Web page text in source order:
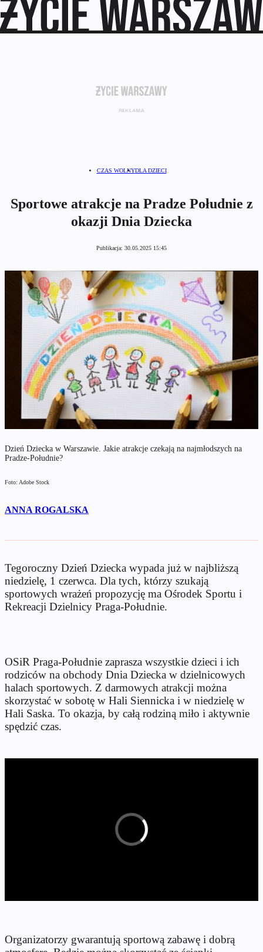
CZAS WOLNYDLA DZIECI
Sportowe atrakcje na Pradze Południe z
okazji Dnia Dziecka
Publikacja: 30.05.2025 15:45
Dzień Dziecka w Warszawie. Jakie atrakcje czekają na najmłodszych na
Pradze-Południe?
Foto: Adobe Stock
ANNA ROGALSKA
Tegoroczny Dzień Dziecka wypada już w najbliższą
niedzielę, 1 czerwca. Dla tych, którzy szukają
sportowych wrażeń propozycję ma Ośrodek Sportu i
Rekreacji Dzielnicy Praga-Południe.
OSiR Praga-Południe zaprasza wszystkie dzieci i ich
rodziców na obchody Dnia Dziecka w dzielnicowych
halach sportowych. Z darmowych atrakcji można
skorzystać w sobotę w Hali Siennicka i w niedzielę w
Hali Saska. To okazja, by całą rodziną miło i aktywnie
spędzić czas.
Organizatorzy gwarantują sportową zabawę i dobrą